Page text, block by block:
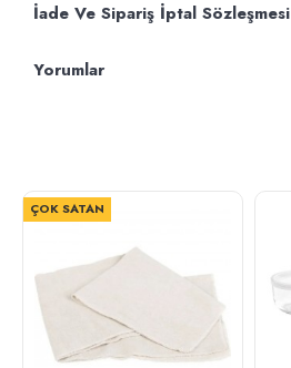
İade Ve Sipariş İptal Sözleşmesi
Yorumlar
ÇOK SATAN